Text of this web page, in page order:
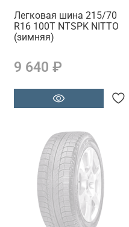
Легковая шина 215/70
R16 100T NTSPK NITTO
(зимняя)
9 640 ₽